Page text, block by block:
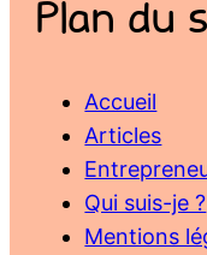
Plan du
Accueil
Articles
Qui suis-je ?
Mentions